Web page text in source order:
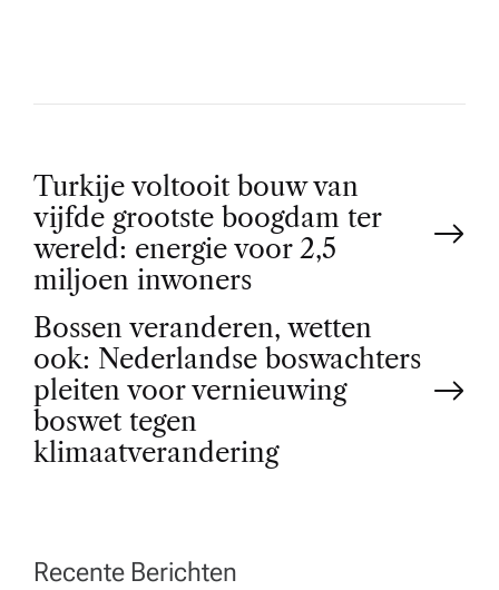
P
o
s
t
n
v
Turkije voltooit bouw van
vijfde grootste boogdam ter
wereld: energie voor 2,5
miljoen inwoners
Bossen veranderen, wetten
ook: Nederlandse boswachters
pleiten voor vernieuwing
boswet tegen
klimaatverandering
Recente Berichten